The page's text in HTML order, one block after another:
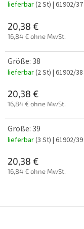
lieferbar(2 St) | 61902/37
20,38 €
16,84 € ohne MwSt.
Größe: 38
lieferbar(2 St) | 61902/38
20,38 €
16,84 € ohne MwSt.
Größe: 39
lieferbar(3 St) | 61902/39
20,38 €
16,84 € ohne MwSt.